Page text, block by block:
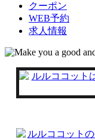
クーポン
WEB予約
求人情報